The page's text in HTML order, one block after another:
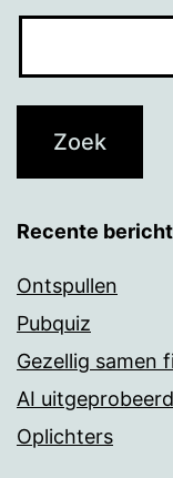
Recente
Ontspullen
Pubquiz
Gezellig samen
AI uitgeprobeerd
Oplichters